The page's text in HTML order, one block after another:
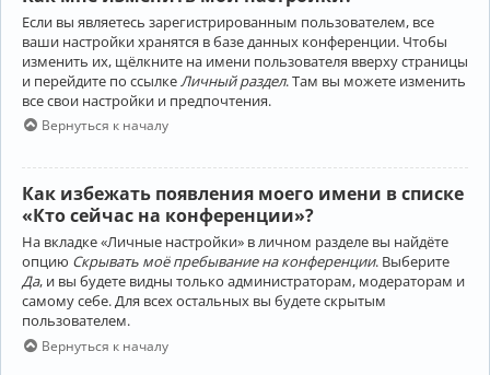
Если вы являетесь зарегистрированным пользователем, все
ваши настройки хранятся в базе данных конференции. Чтобы
изменить их, щёлкните на имени пользователя вверху страницы
и перейдите по ссылке Личный раздел. Там вы можете изменить
все свои настройки и предпочтения.
Вернуться к началу
Как избежать появления моего имени в списке
«Кто сейчас на конференции»?
На вкладке «Личные настройки» в личном разделе вы найдёте
опцию Скрывать моё пребывание на конференции. Выберите
Да, и вы будете видны только администраторам, модераторам и
самому себе. Для всех остальных вы будете скрытым
пользователем.
Вернуться к началу